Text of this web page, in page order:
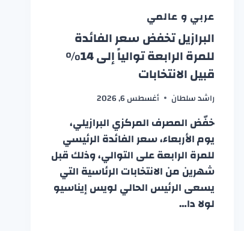
عربي و عالمي
البرازيل تخفض سعر الفائدة
للمرة الرابعة توالياً إلى 14%
قبيل الانتخابات
راشد سلطان أغسطس 6, 2026
خفّض المصرف المركزي البرازيلي،
يوم الأربعاء، سعر الفائدة الرئيسي
للمرة الرابعة على التوالي، وذلك قبل
شهرين من الانتخابات الرئاسية التي
يسعى الرئيس الحالي لويس إيناسيو
لولا دا…